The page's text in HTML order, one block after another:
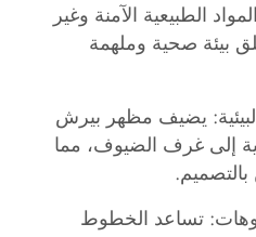
الآمنة وغير
صحية وملهمة
يضيف مظهر بيرش
الضيوف، مما
الخطوط